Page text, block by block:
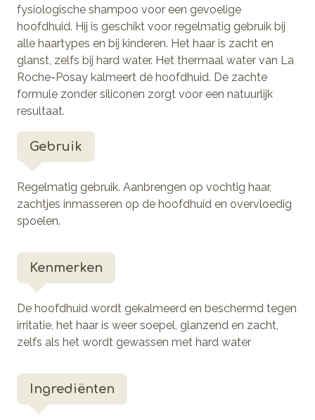
fysiologische shampoo voor een gevoelige
hoofdhuid. Hij is geschikt voor regelmatig gebruik bij
alle haartypes en bij kinderen. Het haar is zacht en
glanst, zelfs bij hard water. Het thermaal water van La
Roche-Posay kalmeert de hoofdhuid. De zachte
formule zonder siliconen zorgt voor een natuurlijk
resultaat.
Gebruik
Regelmatig gebruik. Aanbrengen op vochtig haar,
zachtjes inmasseren op de hoofdhuid en overvloedig
spoelen.
Kenmerken
De hoofdhuid wordt gekalmeerd en beschermd tegen
irritatie, het haar is weer soepel, glanzend en zacht,
zelfs als het wordt gewassen met hard water
Ingrediënten